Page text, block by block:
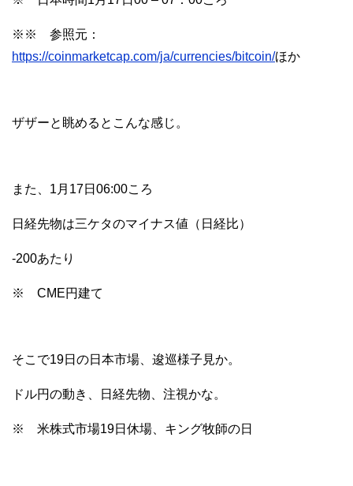
※※ 参照元：
https://coinmarketcap.com/ja/currencies/bitcoin/ほか
ザザーと眺めるとこんな感じ。
また、1月17日06:00ころ
日経先物は三ケタのマイナス値（日経比）
-200あたり
※ CME円建て
そこで19日の日本市場、逡巡様子見か。
ドル円の動き、日経先物、注視かな。
※ 米株式市場19日休場、キング牧師の日